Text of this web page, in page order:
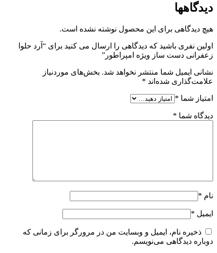
دیدگاهها
هیچ دیدگاهی برای این محصول نوشته نشده است.
اولین نفری باشید که دیدگاهی را ارسال می کنید برای “آرد حلوا
زعفرانی دست ساز ویژه امپراطور”
نشانی ایمیل شما منتشر نخواهد شد. بخش‌های موردنیاز
علامت‌گذاری شده‌اند *
امتیاز شما *
دیدگاه شما *
نام *
ایمیل *
ذخیره نام، ایمیل و وبسایت من در مرورگر برای زمانی که
دوباره دیدگاهی می‌نویسم.